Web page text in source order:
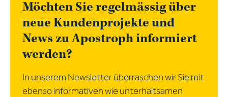
Möchten Sie regelmässig über
neue Kundenprojekte und
News zu Apostroph informiert
werden?
In unserem Newsletter überraschen wir Sie mit
ebenso informativen wie unterhaltsamen